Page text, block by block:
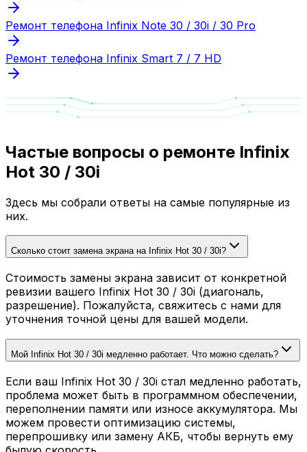
Ремонт телефона Infinix Note 30 / 30i / 30 Pro
Ремонт телефона Infinix Smart 7 / 7 HD
Частые вопросы о ремонте Infinix
Hot 30 / 30i
Здесь мы собрали ответы на самые популярные из
них.
Сколько стоит замена экрана на Infinix Hot 30 / 30i?
Стоимость замены экрана зависит от конкретной
ревизии вашего Infinix Hot 30 / 30i (диагональ,
разрешение). Пожалуйста, свяжитесь с нами для
уточнения точной цены для вашей модели.
Мой Infinix Hot 30 / 30i медленно работает. Что можно сделать?
Если ваш Infinix Hot 30 / 30i стал медленно работать,
проблема может быть в программном обеспечении,
переполнении памяти или износе аккумулятора. Мы
можем провести оптимизацию системы,
перепрошивку или замену АКБ, чтобы вернуть ему